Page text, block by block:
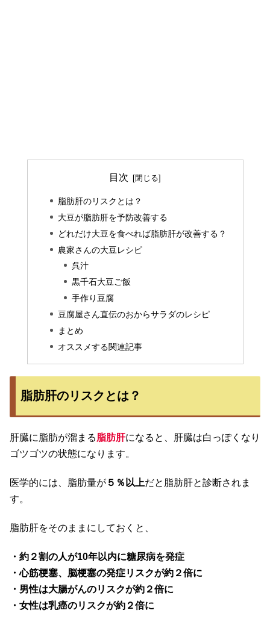
目次
脂肪肝のリスクとは？
大豆が脂肪肝を予防改善する
どれだけ大豆を食べれば脂肪肝が改善する？
農家さんの大豆レシピ
呉汁
黒千石大豆ご飯
手作り豆腐
豆腐屋さん直伝のおからサラダのレシピ
まとめ
オススメする関連記事
脂肪肝のリスクとは？
肝臓に脂肪が溜まる脂肪肝になると、肝臓は白っぽくなり
ゴツゴツの状態になります。
医学的には、脂肪量が ５％以上だと脂肪肝と診断されま
す。
脂肪肝をそのままにしておくと、
・約２割の人が10年以内に糖尿病を発症
・心筋梗塞、脳梗塞の発症リスクが約２倍に
・男性は大腸がんのリスクが約２倍に
・女性は乳癌のリスクが約２倍に